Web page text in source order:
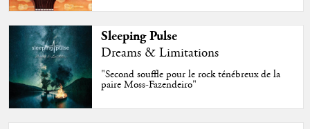
Sleeping Pulse
Dreams & Limitations
"Second souffle pour le rock ténébreux de la
paire Moss-Fazendeiro"